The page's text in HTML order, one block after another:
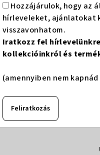
Hozzájárulok, hogy az
hírleveleket, ajánlatokat
visszavonhatom.
Iratkozz fel
kollekcióinkról és
(amennyiben nem
Feliratkozás